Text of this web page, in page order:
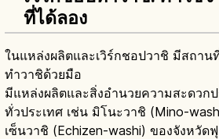
ที่ได้ลอง
ในแหล่งผลิตและเวิร์กชอปวาชิ มีสถา
ทำวาชิด้วยมือ
มีแหล่งผลิตและสิ่งอำนวยความสะดวก
ทั่วประเทศ เช่น มิโนะวาชิ (Mino-
เซ็นวาชิ (Echizen-washi) ของจังหวัด